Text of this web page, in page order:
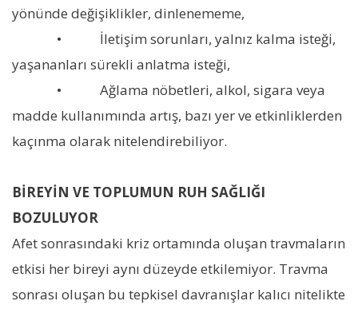
yönünde değişiklikler, dinlenememe,
• İletişim sorunları, yalnız kalma isteği,
yaşananları sürekli anlatma isteği,
• Ağlama nöbetleri, alkol, sigara veya
madde kullanımında artış, bazı yer ve etkinliklerden
kaçınma olarak nitelendirebiliyor.
BİREYİN VE TOPLUMUN RUH SAĞLIĞI
BOZULUYOR
Afet sonrasındaki kriz ortamında oluşan travmaların
etkisi her bireyi aynı düzeyde etkilemiyor. Travma
sonrası oluşan bu tepkisel davranışlar kalıcı nitelikte